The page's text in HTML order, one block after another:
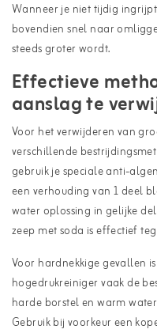
Wanneer je niet tijdig
bovendien snel naar
steeds groter wordt.
Effectieve
aanslag te
Voor het verwijderen van
verschillende
gebruik je speciale anti-
een verhouding van 1 deel
water oplossing in gelijke
zeep met soda is effectief
Voor hardnekkige gevallen
hogedrukreiniger vaak de
harde borstel en warm
Gebruik bij voorkeur een